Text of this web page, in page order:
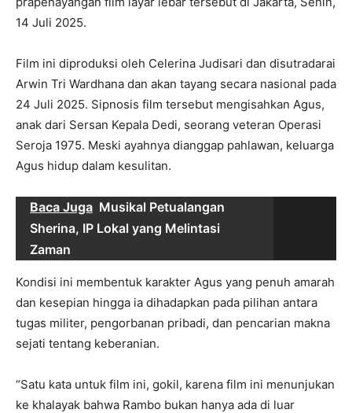
14 Juli 2025.
Film ini diproduksi oleh Celerina Judisari dan disutradarai
Arwin Tri Wardhana dan akan tayang secara nasional pada
24 Juli 2025. Sipnosis film tersebut mengisahkan Agus,
anak dari Sersan Kepala Dedi, seorang veteran Operasi
Seroja 1975. Meski ayahnya dianggap pahlawan, keluarga
Agus hidup dalam kesulitan.
Baca Juga Musikal Petualangan
Sherina, IP Lokal yang Melintasi
Zaman
Kondisi ini membentuk karakter Agus yang penuh amarah
dan kesepian hingga ia dihadapkan pada pilihan antara
tugas militer, pengorbanan pribadi, dan pencarian makna
sejati tentang keberanian.
“Satu kata untuk film ini, gokil, karena film ini menunjukan
ke khalayak bahwa Rambo bukan hanya ada di luar